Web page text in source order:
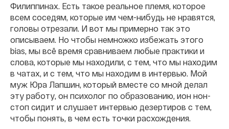
Филиппинах. Есть такое реальное племя, которое
всем соседям, которые им чем-нибудь не нравятся,
головы отрезали. И вот мы примерно так это
описываем. Но чтобы немножко избежать этого
bias, мы всё время сравниваем любые практики и
слова, которые мы находили, с тем, что мы находим
в чатах, и с тем, что мы находим в интервью. Мой
муж Юра Лапшин, который вместе со мной делал
эту работу, он психолог по образованию, ион нон-
стоп сидит и слушает интервью дезертиров с тем,
чтобы понять, в чем есть точки расхождения.